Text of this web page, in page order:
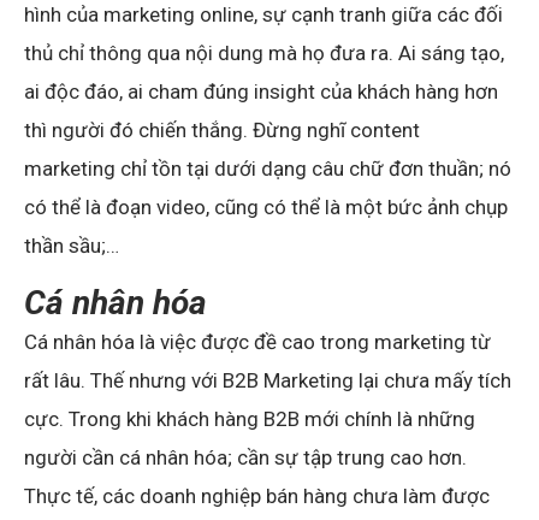
hình của marketing online, sự cạnh tranh giữa các đối
thủ chỉ thông qua nội dung mà họ đưa ra. Ai sáng tạo,
ai độc đáo, ai cham đúng insight của khách hàng hơn
thì người đó chiến thắng. Đừng nghĩ content
marketing chỉ tồn tại dưới dạng câu chữ đơn thuần; nó
có thể là đoạn video, cũng có thể là một bức ảnh chụp
thần sầu;…
Cá nhân hóa
Cá nhân hóa là việc được đề cao trong marketing từ
rất lâu. Thế nhưng với B2B Marketing lại chưa mấy tích
cực. Trong khi khách hàng B2B mới chính là những
người cần cá nhân hóa; cần sự tập trung cao hơn.
Thực tế, các doanh nghiệp bán hàng chưa làm được